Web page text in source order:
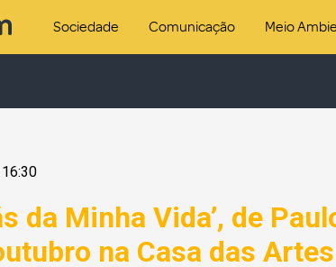
Sociedade Comunicação Meio
da Minha Vida’, de
na Casa das Artes